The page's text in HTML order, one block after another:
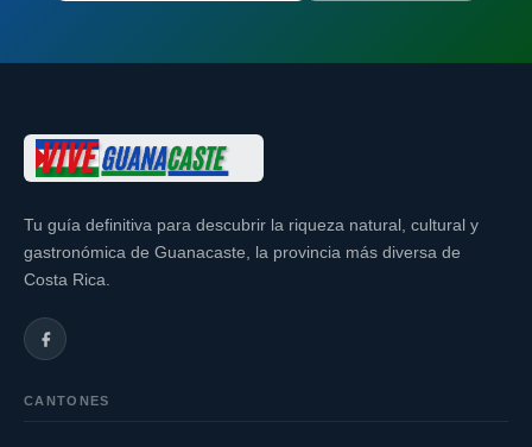
Tu guía definitiva para descubrir la riqueza natural, cultural y
gastronómica de Guanacaste, la provincia más diversa de
Costa Rica.
CANTONES